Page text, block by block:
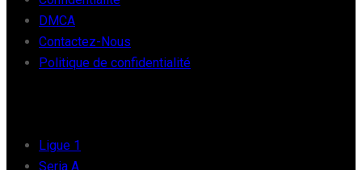
DMCA
Contactez-Nous
Politique de confidentialité
Ligue 1
Seria A